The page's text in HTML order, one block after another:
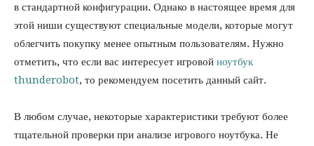
в стандартной конфигурации. Однако в настоящее время для
этой ниши существуют специальные модели, которые могут
облегчить покупку менее опытным пользователям. Нужно
отметить, что если вас интересует игровой ноутбук
thunderobot, то рекомендуем посетить данный сайт.
В любом случае, некоторые характеристики требуют более
тщательной проверки при анализе игрового ноутбука. Не